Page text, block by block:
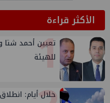
الأكثر قراءة1
تعيين أحمد شتا
للهيئة
خلال أيام: